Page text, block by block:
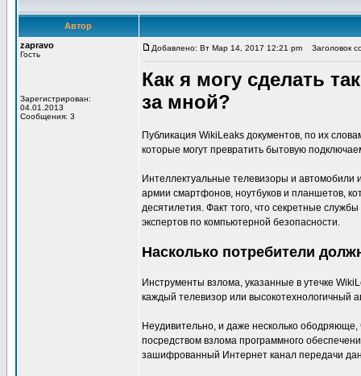
Автор
zapravo
Гость
Зарегистрирован:
04.01.2013
Сообщения: 3
Добавлено: Вт Мар 14, 2017 12:21 pm Заголовок
Как я могу сделать
за мной?
Публикация WikiLeaks документов, по их
которые могут превратить бытовую
Интеллектуальные телевизоры и
армии смартфонов, ноутбуков и планшетов,
десятилетия. Факт того, что секретные
экспертов по компьютерной безопасности.
Насколько потребители
Инструменты взлома, указанные в утечке
каждый телевизор или высокотехнологичный
Неудивительно, и даже несколько
посредством взлома программного
зашифрованный Интернет канал передачи